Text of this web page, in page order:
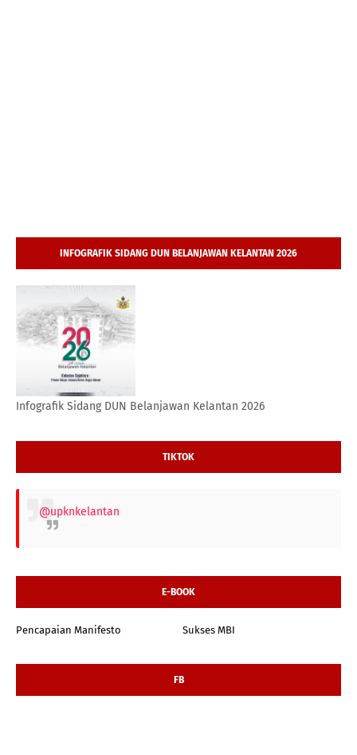
INFOGRAFIK SIDANG DUN BELANJAWAN KELANTAN 2026
Infografik Sidang DUN Belanjawan Kelantan 2026
TIKTOK
@upknkelantan
E-BOOK
Pencapaian Manifesto Sukses MBI
FB